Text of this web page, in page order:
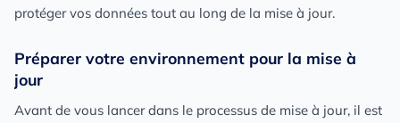
protéger vos données tout au long de la mise à jour.
Préparer votre environnement pour la mise à
jour
Avant de vous lancer dans le processus de mise à jour, il est